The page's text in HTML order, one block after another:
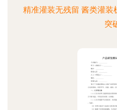
精准灌装无残留 酱类灌
突